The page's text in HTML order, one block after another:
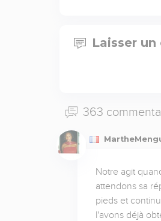
Laisser
363
Notre agit
attendons sa
pieds et
l'avons déjà